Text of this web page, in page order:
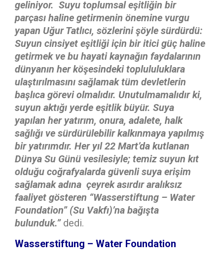
geliniyor. Suyu toplumsal eşitliğin bir
parçası haline getirmenin önemine vurgu
yapan Uğur Tatlıcı, sözlerini şöyle sürdürdü:
Suyun cinsiyet eşitliği için bir itici güç haline
getirmek ve bu hayati kaynağın faydalarının
dünyanın her köşesindeki toplululuklara
ulaştırılmasını sağlamak tüm devletlerin
başlıca görevi olmalıdır. Unutulmamalıdır ki,
suyun aktığı yerde eşitlik büyür. Suya
yapılan her yatırım, onura, adalete, halk
sağlığı ve sürdürülebilir kalkınmaya yapılmış
bir yatırımdır. Her yıl 22 Mart’da kutlanan
Dünya Su Günü vesilesiyle; temiz suyun kıt
olduğu coğrafyalarda güvenli suya erişim
sağlamak adına çeyrek asırdır aralıksız
faaliyet gösteren “Wasserstiftung – Water
Foundation” (Su Vakfı)’na bağışta
bulunduk.”dedi.
Wasserstiftung – Water Foundation